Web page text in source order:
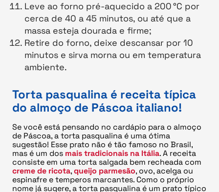
Leve ao forno pré-aquecido a 200 °C por
cerca de 40 a 45 minutos, ou até que a
massa esteja dourada e firme;
Retire do forno, deixe descansar por 10
minutos e sirva morna ou em temperatura
ambiente.
Torta pasqualina é receita típica
do almoço de Páscoa italiano!
Se você está pensando no cardápio para o almoço
de Páscoa, a torta pasqualina é uma ótima
sugestão! Esse prato não é tão famoso no Brasil,
mas é um dos mais tradicionais na Itália. A receita
consiste em uma torta salgada bem recheada com
creme de ricota,queijo parmesão, ovo, acelga ou
espinafre e temperos marcantes. Como o próprio
nome já sugere, a torta pasqualina é um prato típico